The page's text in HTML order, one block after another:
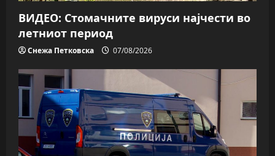
ВИДЕО: Стомачните вируси најчести во
летниот период
Снежа Петковска 07/08/2026